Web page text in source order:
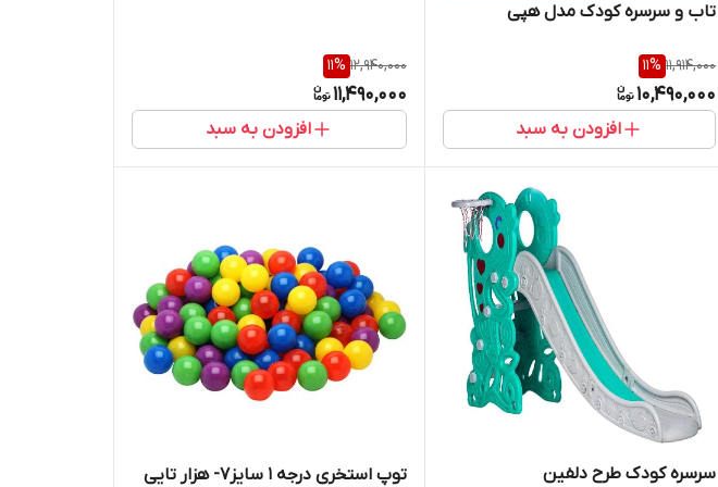
تاب و سرسره کودک مدل هپی
11,914,000
11%
10,490,000
افزودن به سبد
12,940,000
11%
11,490,000
افزودن به سبد
سرسره کودک طرح دلفین توپ استخری درجه 1 سایز7- هزار تایی